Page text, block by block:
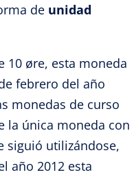
de unidad
10 øre, esta moneda
febrero del año
monedas de curso
la única moneda con
siguió utilizándose,
año 2012 esta